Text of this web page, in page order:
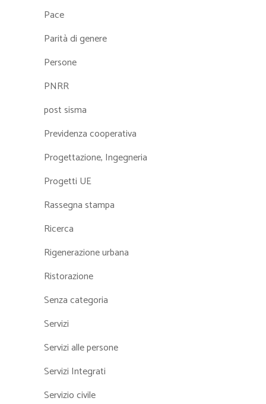
Pace
Parità di genere
Persone
PNRR
post sisma
Previdenza cooperativa
Progettazione, Ingegneria
Progetti UE
Rassegna stampa
Ricerca
Rigenerazione urbana
Ristorazione
Senza categoria
Servizi
Servizi alle persone
Servizi Integrati
Servizio civile